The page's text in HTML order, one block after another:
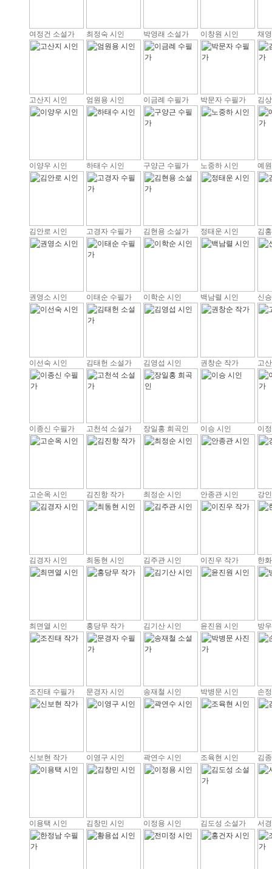
여정건 소설가 최정숙 시인 박영래 소설가 이창원 시인 채
고산지 시인 엄원용 시인 이금례 수필가 박문자 수필가 김
이양우 시인 하태수 시인 구양근 수필가 노중하 시인 예
김안로 시인 고경자 수필가 김현용 소설가 정태운 시인 김
권영소 시인 이태순 수필가 이학순 시인 백남렬 시인 신
이선숙 시인 김태헌 소설가 김영섭 시인 권창순 작가 고
이종신 수필가 고천석 소설가 장일홍 희곡인 이승 시인 이
고순옥 시인 김진항 작가 최정순 시인 안종관 시인 강
김경자 시인 최동현 시인 김주관 시인 이진우 작가 한
최면열 시인 홍당무 작가 김기산 시인 윤진원 시인 방
조진태 수필가 문경자 시인 송재철 시인 박병문 시인 손
신보현 작가 이영구 시인 곽연수 시인 조육현 시인 김
이용택 시인 김창민 시인 이정용 시인 김도성 소설가 서